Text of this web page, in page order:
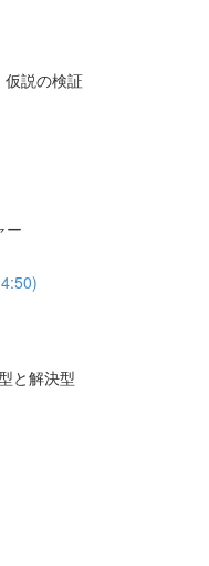
説の検証
ー
と解決型